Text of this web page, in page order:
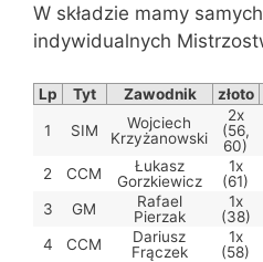
W składzie mamy
indywidualnych
Lp Tyt Zawodnik złoto
1 SIM
Wojciech
Krzyżanowski
2x
(56,
60)
2
CCM
Łukasz
Gorzkiewicz
1x
(61)
3
GM
Rafael
Pierzak
1x
(38)
4
CCM
Dariusz
Frączek
1x
(58)